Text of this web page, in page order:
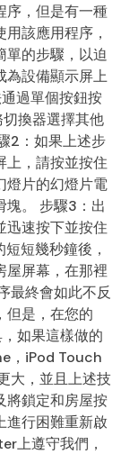
序，但是有一種
該應用程序，
單的步驟，以迫
為設備顯示屏上
過單個按鈕按
換器選擇其他
2：如果上述步
上，請按並按住
燈片的幻燈片電
塊。 步驟3：出
迅速按下並按住
短幾秒鐘後，
屋屏幕，在那裡
最終會如此不反
但是，在您的
如果這樣做的
，iPod Touch
大，並且上述技
將鎖定和房屋按
進行困難重新啟
上遵守我們，